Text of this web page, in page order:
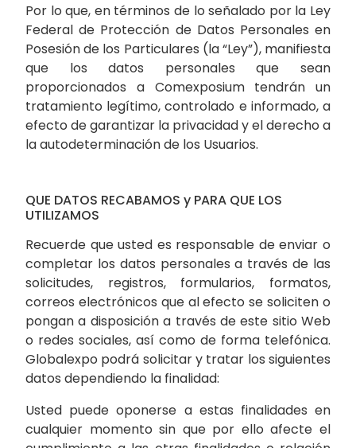
Por lo que, en términos de lo señalado por la Ley
Federal de Protección de Datos Personales en
Posesión de los Particulares (la “Ley”), manifiesta
que los datos personales que sean
proporcionados a Comexposium tendrán un
tratamiento legítimo, controlado e informado, a
efecto de garantizar la privacidad y el derecho a
la autodeterminación de los Usuarios.
QUE DATOS RECABAMOS y PARA QUE LOS
UTILIZAMOS
Recuerde que usted es responsable de enviar o
completar los datos personales a través de las
solicitudes, registros, formularios, formatos,
correos electrónicos que al efecto se soliciten o
pongan a disposición a través de este sitio Web
o redes sociales, así como de forma telefónica.
Globalexpo podrá solicitar y tratar los siguientes
datos dependiendo la finalidad:
Usted puede oponerse a estas finalidades en
cualquier momento sin que por ello afecte el